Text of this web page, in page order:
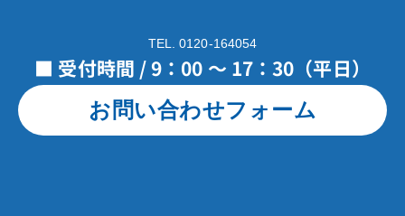
TEL. 0120-164054
■ 受付時間 / 9：00 ～ 17：30（平日）
お問い合わせフォーム